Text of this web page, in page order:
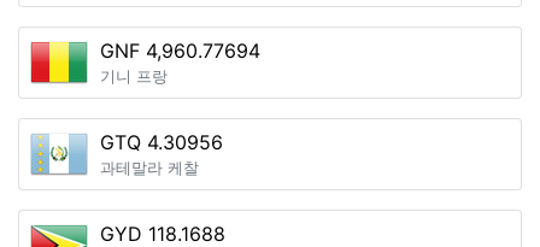
GNF 4,960.77694
기니 프랑
GTQ 4.30956
과테말라 케찰
GYD 118.1688